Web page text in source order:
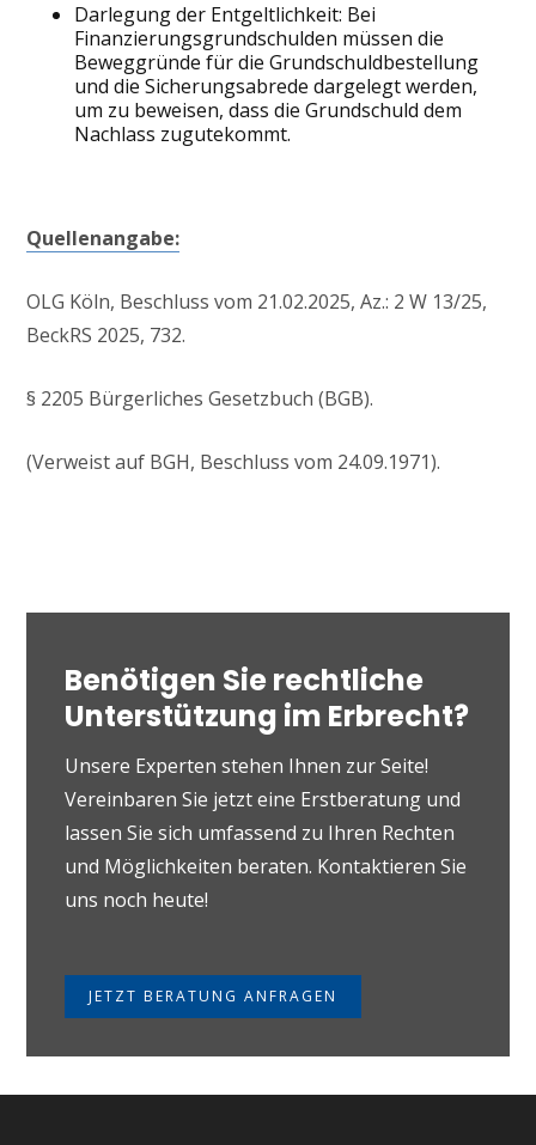
Darlegung der Entgeltlichkeit: Bei
Finanzierungsgrundschulden müssen die
Beweggründe für die Grundschuldbestellung
und die Sicherungsabrede dargelegt werden,
um zu beweisen, dass die Grundschuld dem
Nachlass zugutekommt.
Quellenangabe:
OLG Köln, Beschluss vom 21.02.2025, Az.: 2 W 13/25,
BeckRS 2025, 732.
§ 2205 Bürgerliches Gesetzbuch (BGB).
(Verweist auf BGH, Beschluss vom 24.09.1971).
Benötigen Sie rechtliche
Unterstützung im Erbrecht?
Unsere Experten stehen Ihnen zur Seite!
Vereinbaren Sie jetzt eine Erstberatung und
lassen Sie sich umfassend zu Ihren Rechten
und Möglichkeiten beraten. Kontaktieren Sie
uns noch heute!
JETZT BERATUNG ANFRAGEN